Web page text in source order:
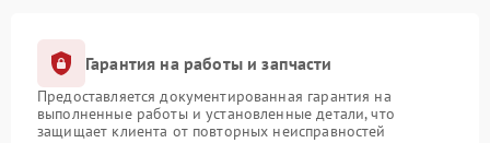
Гарантия на работы и запчасти
Предоставляется документированная гарантия на
выполненные работы и установленные детали, что
защищает клиента от повторных неисправностей